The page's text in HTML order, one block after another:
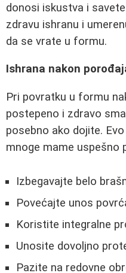
donosi iskustva i
zdravu ishranu i
da se vrate u formu.
Ishrana nakon
Pri povratku u formu
postepeno i zdravo
posebno ako dojite.
mnoge mame uspešno
Izbegavajte belo
Povećajte unos
Koristite integralne
Unosite dovoljno
Pazite na redovne